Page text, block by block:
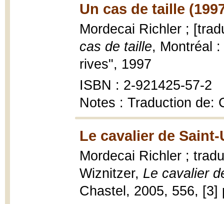
Un cas de taille
Mordecai Richler ;
cas de taille, Montréal
rives", 1997
ISBN : 2-921425-57-2
Notes : Traduction de:
Le cavalier de Saint-
Mordecai Richler ;
Wiznitzer, Le cavalier
Chastel, 2005, 556, [3]